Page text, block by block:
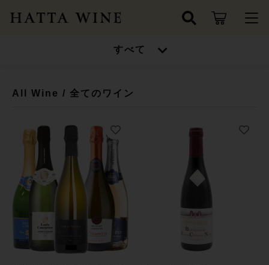
すべて
All Wine / 全てのワイン
ログイン / 会員登録
お知らせ
お気に入り
ワインセット
高得点ワイン/金賞受賞ワイン
シャンパン/スパークリングワイン
シャンパン/スパークリングワイン
ドイツ
フランス
子カテゴリ
価格帯